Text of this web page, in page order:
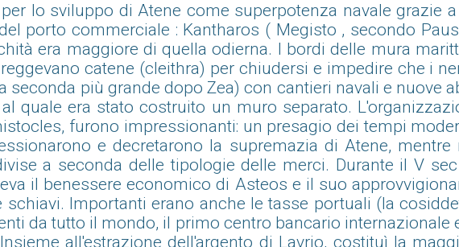
lo sviluppo di Atene come superpotenza navale grazie
porto commerciale : Kantharos ( Megisto , secondo
era maggiore di quella odierna. I bordi delle mura
catene (cleithra) per chiudersi e impedire che i
seconda più grande dopo Zea) con cantieri navali e nuove
quale era stato costruito un muro separato.
furono impressionanti: un presagio dei tempi
e decretarono la supremazia di Atene,
a seconda delle tipologie delle merci. Durante il V
il benessere economico di Asteos e il suo
Importanti erano anche le tasse portuali (la
da tutto il mondo, il primo centro bancario internazionale
all'estrazione dell'argento di Lavrio, costituì la